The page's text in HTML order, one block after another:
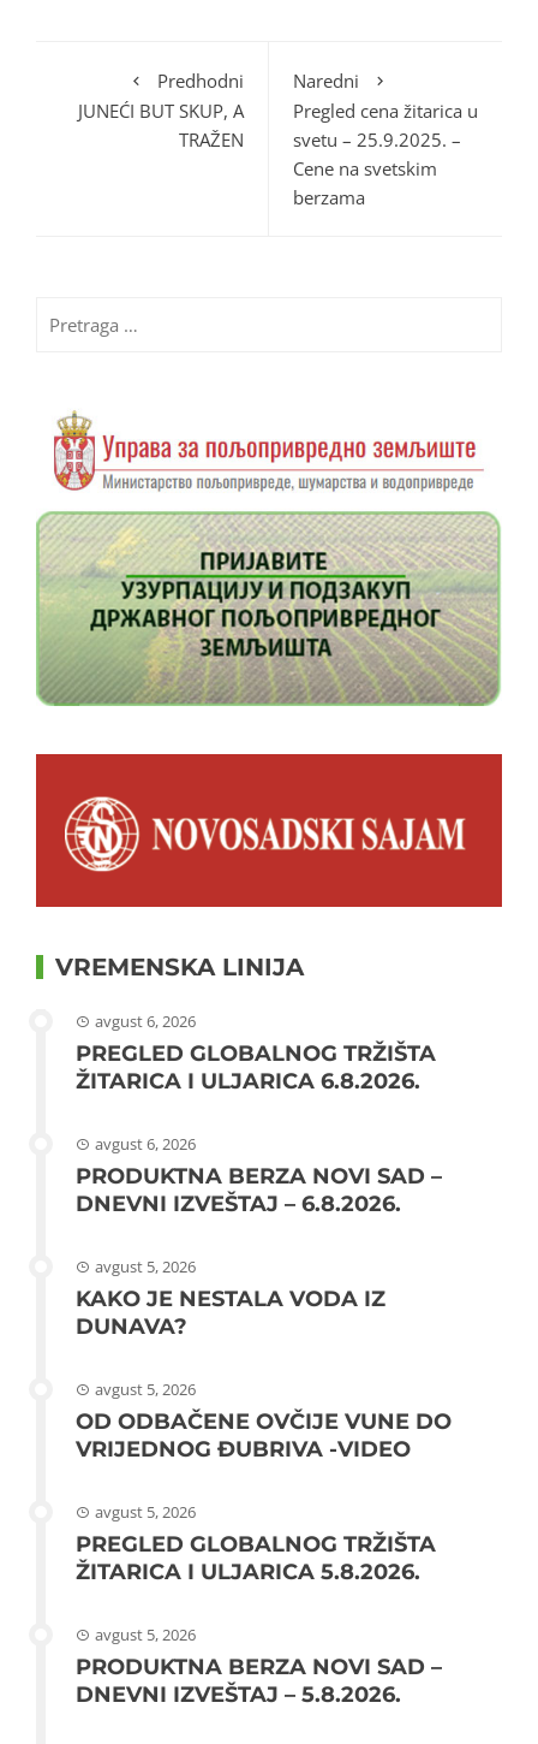
Predhodni
JUNEĆI BUT SKUP, A
TRAŽEN
Naredni
Pregled cena žitarica u
svetu – 25.9.2025. –
Cene na svetskim
berzama
za:
VREMENSKA LINIJA
avgust 6, 2026
PREGLED GLOBALNOG TRŽIŠTA
ŽITARICA I ULJARICA 6.8.2026.
avgust 6, 2026
PRODUKTNA BERZA NOVI SAD –
DNEVNI IZVEŠTAJ – 6.8.2026.
avgust 5, 2026
KAKO JE NESTALA VODA IZ
DUNAVA?
avgust 5, 2026
OD ODBAČENE OVČIJE VUNE DO
VRIJEDNOG ĐUBRIVA -VIDEO
avgust 5, 2026
PREGLED GLOBALNOG TRŽIŠTA
ŽITARICA I ULJARICA 5.8.2026.
avgust 5, 2026
PRODUKTNA BERZA NOVI SAD –
DNEVNI IZVEŠTAJ – 5.8.2026.